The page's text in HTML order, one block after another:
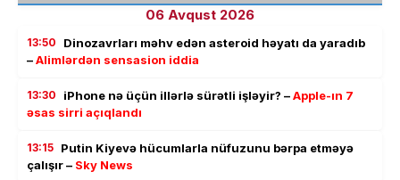
06 Avqust 2026
13:50
Dinozavrları məhv edən asteroid həyatı da yaradıb
–Alimlərdən sensasion iddia
13:30 iPhone nə üçün illərlə sürətli işləyir? –Apple-ın 7
əsas sirri açıqlandı
13:15 Putin Kiyevə hücumlarla nüfuzunu bərpa etməyə
çalışır – Sky News